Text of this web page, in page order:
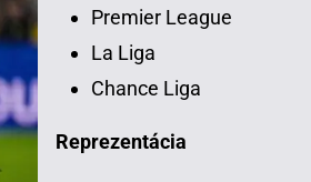
Premier League
La Liga
Chance Liga
Reprezentácia